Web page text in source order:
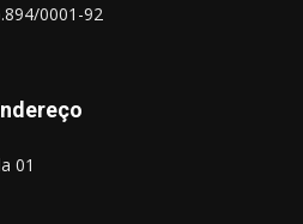
0001-92
01